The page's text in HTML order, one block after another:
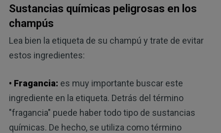
Sustancias químicas peligrosas en los
champús
Lea bien la etiqueta de su champú y trate de evitar
estos ingredientes:
• Fragancia: es muy importante buscar este
ingrediente en la etiqueta. Detrás del término
"fragancia" puede haber todo tipo de sustancias
químicas. De hecho, se utiliza como término